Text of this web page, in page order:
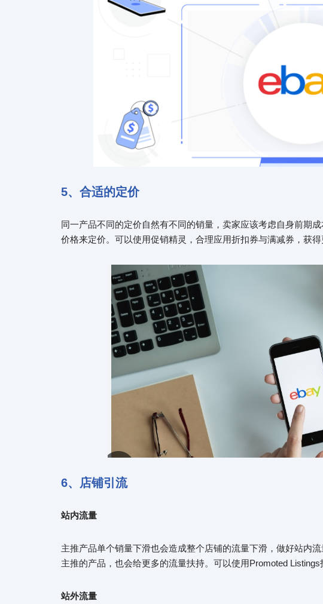
5、合适的定价
同一产品不同的定价自然有不同的销量，卖家应该考虑自身前期
价格来定价。可以使用促销精灵，合理应用折扣券与满减券，获得
6、店铺引流
站内流量
主推产品单个销量下滑也会造成整个店铺的流量下滑，做好站内
主推的产品，也会给更多的流量扶持。可以使用Promoted
站外流量